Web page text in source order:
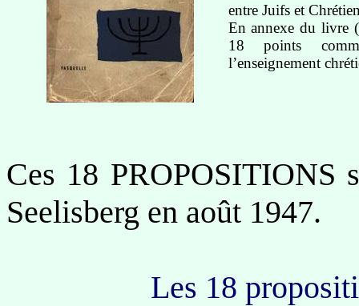
entre Juifs et
En annexe du livre
18 points
l’enseignement
Ces 18 PROPOSITIONS
Seelisberg en août 1947.
Les 18